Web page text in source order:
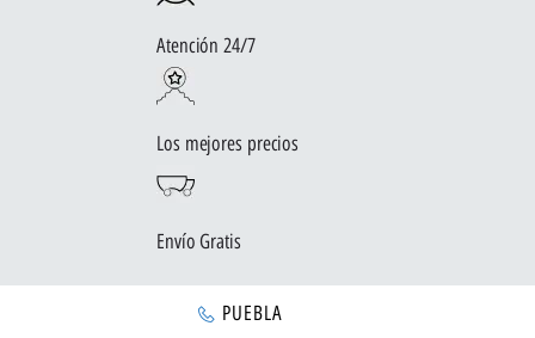
Atención 24/7
Los mejores precios
Envío Gratis
PUEBLA